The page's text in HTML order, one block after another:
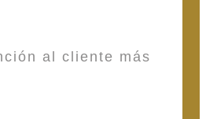
al cliente más